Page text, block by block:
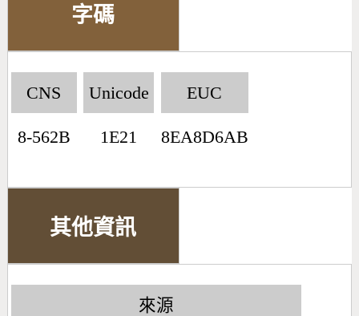
字碼
CNS
8-562B
Unicode
1E21
EUC
8EA8D6AB
其他資訊
來源